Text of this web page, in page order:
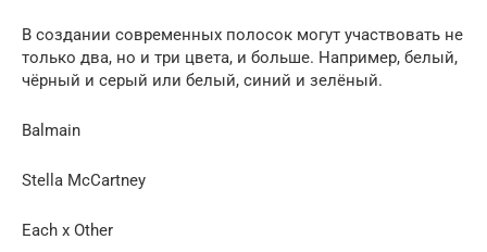
В создании современных полосок могут участвовать не
только два, но и три цвета, и больше. Например, белый,
чёрный и серый или белый, синий и зелёный.
Balmain
Stella McCartney
Each x Other